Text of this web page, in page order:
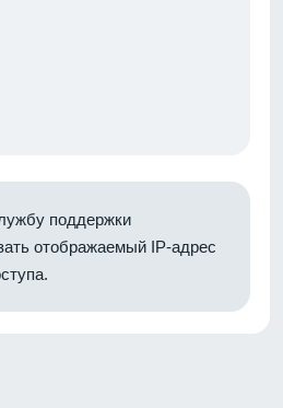
поддержки
отображаемый IP-адрес